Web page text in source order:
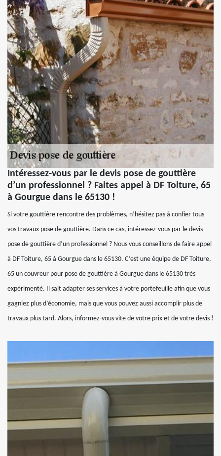
Intéressez-vous par le devis pose de gouttière
d’un professionnel ? Faites appel à DF Toiture, 65
à Gourgue dans le 65130 !
Si votre gouttière rencontre des problèmes, n’hésitez pas à confier tous
vos travaux pose de gouttière. Dans ce cas, intéressez-vous par le devis
pose de gouttière d’un professionnel ? Nous vous conseillons de faire appel
à DF Toiture, 65 à Gourgue dans le 65130. C’est une équipe de DF Toiture,
65 un couvreur pour pose de gouttière à Gourgue dans le 65130 très
expérimenté. Il sait adapter ses services à votre portefeuille afin que vous
gagniez plus d’économie, mais que vous pouvez aussi accomplir plus de
travaux plus tard. Alors, informez-vous vite de votre prix et de votre devis !